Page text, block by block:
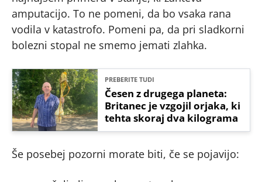
amputacijo. To ne pomeni, da bo vsaka rana
vodila v katastrofo. Pomeni pa, da pri sladkorni
bolezni stopal ne smemo jemati zlahka.
PREBERITE TUDI
Česen z drugega planeta:
Britanec je vzgojil orjaka, ki
tehta skoraj dva kilograma
Še posebej pozorni morate biti, če se pojavijo: